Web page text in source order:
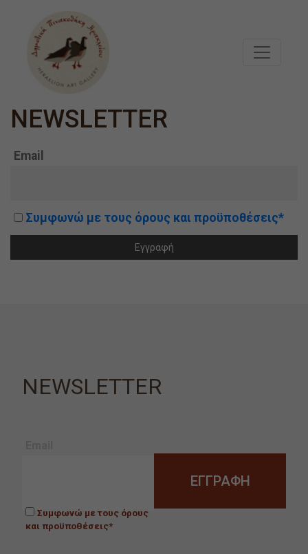
NEWSLETTER
Email
Συμφωνώ με τους όρους και προϋποθέσεις*
NEWSLETTER
Συμφωνώ με τους όρους
και προϋποθέσεις*